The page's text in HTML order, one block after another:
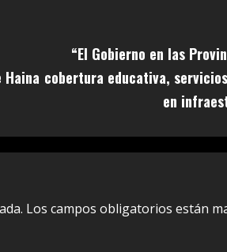
“El Gobierno en las
cobertura educativa,
en
Los campos obligatorios están